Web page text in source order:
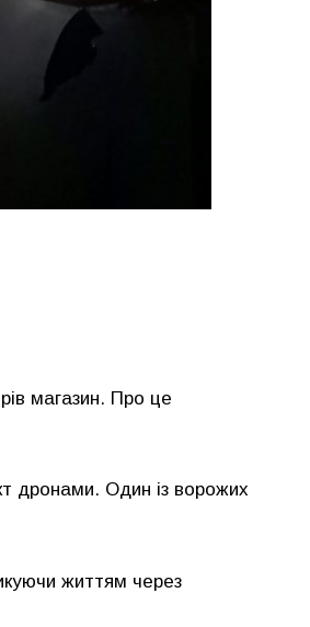
магазин. Про це
дронами. Один із ворожих
життям через